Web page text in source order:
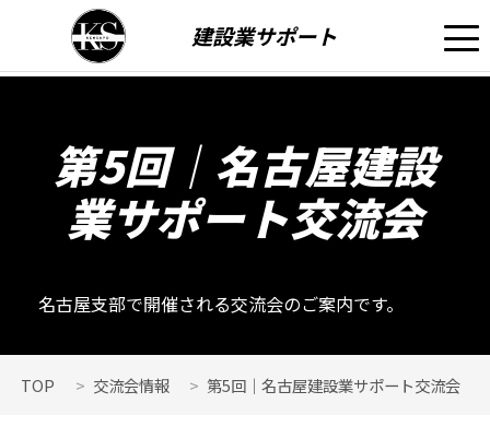
建設業サポート
第5回｜名古屋建設
業サポート交流会
名古屋支部で開催される交流会のご案内です。
TOP 交流会情報 第5回｜名古屋建設業サポート交流会